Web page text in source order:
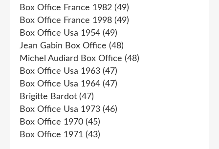
Box Office France 1982 (49)
Box Office France 1998 (49)
Box Office Usa 1954 (49)
Jean Gabin Box Office (48)
Michel Audiard Box Office (48)
Box Office Usa 1963 (47)
Box Office Usa 1964 (47)
Brigitte Bardot (47)
Box Office Usa 1973 (46)
Box Office 1970 (45)
Box Office 1971 (43)